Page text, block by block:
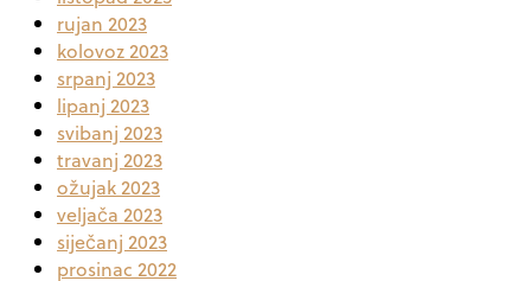
rujan 2023
kolovoz 2023
srpanj 2023
lipanj 2023
svibanj 2023
travanj 2023
ožujak 2023
veljača 2023
siječanj 2023
prosinac 2022